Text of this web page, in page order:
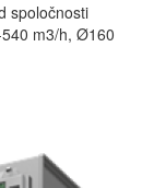
spoločnosti
m3/h, Ø160